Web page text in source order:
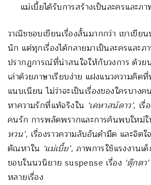
แม่เบี้ยได้รับการสร้างเป็นละครและภ
วาณิชชอบเขียนเรื่องสั้นมากกว่า เขาเขียน
นัก แต่ทุกเรื่องได้กลายมาเป็นละครและภ
ปรากฏการณ์ที่น่าสนใจให้กับวงการ ด้วย
เล่าด้วยภาษาเรียบง่าย แฝงแนวความคิดที่
แนบเนียน ไม่ว่าจะเป็นเรื่องของใครบาง
หาความรักที่แท้จริงใน ‘เคหาสน์ดาว’, เรื่
คนรัก การพลัดพรากและการค้นพบใหม่
หวน’, เรื่องราวความลับอันดำมืด และจิต
ตัณหาใน ‘แม่เบี้ย’, ภาพการใช้แรงงานเ
ขอบในนวนิยาย suspense เรื่อง ‘ตุ๊กตา’
หลายเรื่อง